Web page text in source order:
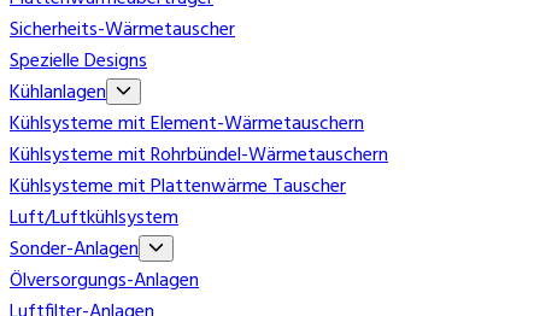
Sicherheits-Wärmetauscher
Spezielle Designs
Kühlanlagen
Kühlsysteme mit Element-Wärmetauschern
Kühlsysteme mit Rohrbündel-Wärmetauschern
Kühlsysteme mit Plattenwärme Tauscher
Luft/Luftkühlsystem
Sonder-Anlagen
Ölversorgungs-Anlagen